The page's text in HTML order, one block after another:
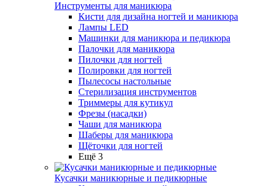
Инструменты для маникюра
Кисти для дизайна ногтей и маникюра
Лампы LED
Машинки для маникюра и педикюра
Палочки для маникюра
Пилочки для ногтей
Полировки для ногтей
Пылесосы настольные
Стерилизация инструментов
Триммеры для кутикул
Фрезы (насадки)
Чаши для маникюра
Шаберы для маникюра
Щёточки для ногтей
Ещё 3
Кусачки маникюрные и педикюрные